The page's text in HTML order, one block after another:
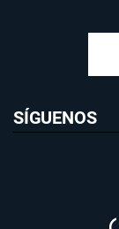
SÍGUENOS